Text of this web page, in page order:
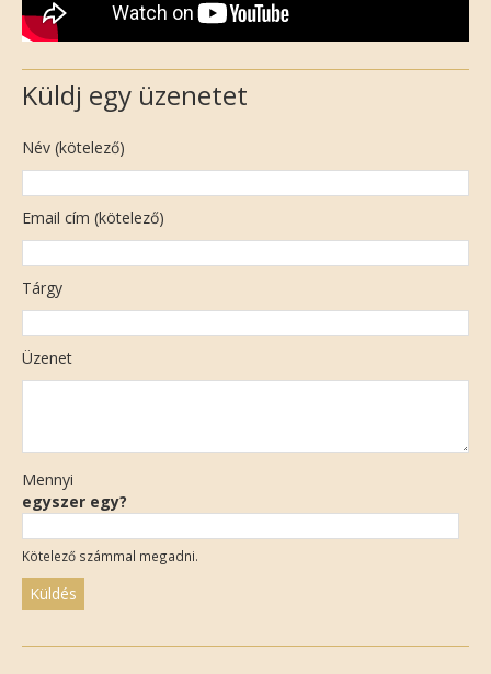
Küldj egy üzenetet
Név (kötelező)
Email cím (kötelező)
Tárgy
Üzenet
Mennyi
egyszer egy?
Kötelező számmal megadni.